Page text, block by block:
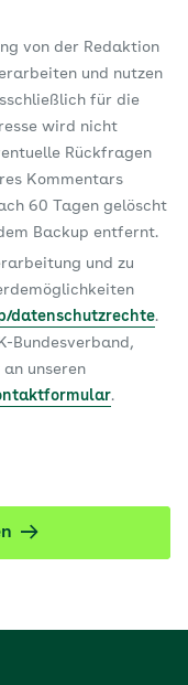
von der Redaktion
und nutzen
für die
wird nicht
Rückfragen
Kommentars
60 Tagen gelöscht
Backup entfernt.
und zu
datenschutzrechte.
Bundesverband,
unseren
.